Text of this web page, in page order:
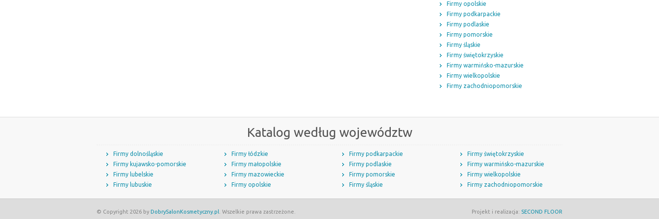
Firmy opolskie
Firmy podkarpackie
Firmy podlaskie
Firmy pomorskie
Firmy śląskie
Firmy świętokrzyskie
Firmy warmińsko-mazurskie
Firmy wielkopolskie
Firmy zachodniopomorskie
Katalog według województw
Firmy dolnośląskie
Firmy kujawsko-pomorskie
Firmy lubelskie
Firmy lubuskie
Firmy łódzkie
Firmy małopolskie
Firmy mazowieckie
Firmy opolskie
Firmy podkarpackie
Firmy podlaskie
Firmy pomorskie
Firmy śląskie
Firmy świętokrzyskie
Firmy warmińsko-mazurskie
Firmy wielkopolskie
Firmy zachodniopomorskie
© Copyright 2026 by DobrySalonKosmetyczny.pl . Wszelkie prawa zastrzeżone. Projekt i realizacja: SECOND FLOOR